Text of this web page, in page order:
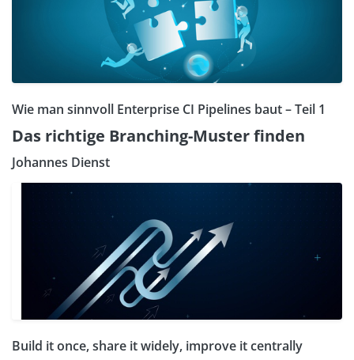
Wie man sinnvoll Enterprise CI Pipelines baut – Teil 1
Das richtige Branching-Muster finden
Johannes Dienst
Build it once, share it widely, improve it centrally